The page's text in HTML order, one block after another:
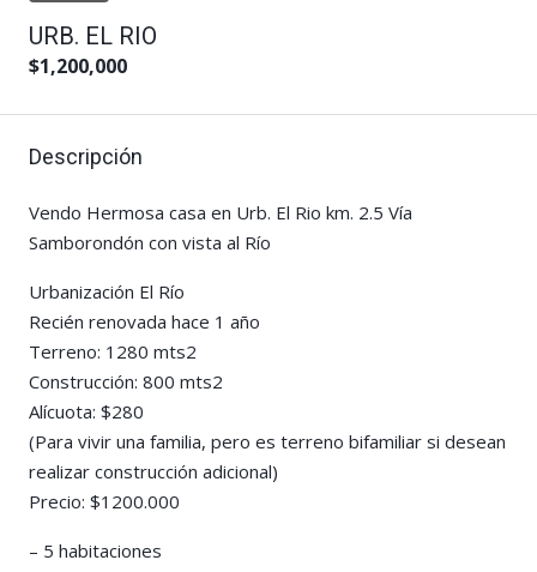
URB. EL RIO
$1,200,000
Descripción
Vendo Hermosa casa en Urb. El Rio km. 2.5 Vía
Samborondón con vista al Río
Urbanización El Río
Recién renovada hace 1 año
Terreno: 1280 mts2
Construcción: 800 mts2
Alícuota: $280
(Para vivir una familia, pero es terreno bifamiliar si desean
realizar construcción adicional)
Precio: $1200.000
– 5 habitaciones